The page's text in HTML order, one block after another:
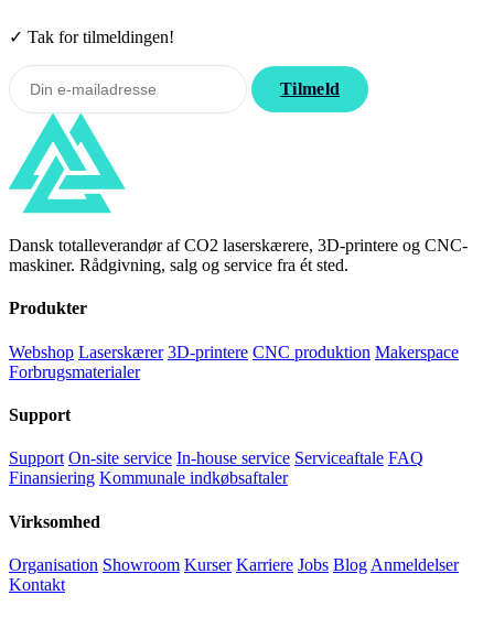
✓ Tak for tilmeldingen!
Tilmeld
Dansk totalleverandør af CO2 laserskærere, 3D-printere og CNC-
maskiner. Rådgivning, salg og service fra ét sted.
Produkter
Webshop Laserskærer 3D-printere CNC produktion Makerspace
Forbrugsmaterialer
Support
Support On-site service In-house service Serviceaftale FAQ
Finansiering Kommunale indkøbsaftaler
Virksomhed
Organisation Showroom Kurser Karriere Jobs Blog Anmeldelser
Kontakt